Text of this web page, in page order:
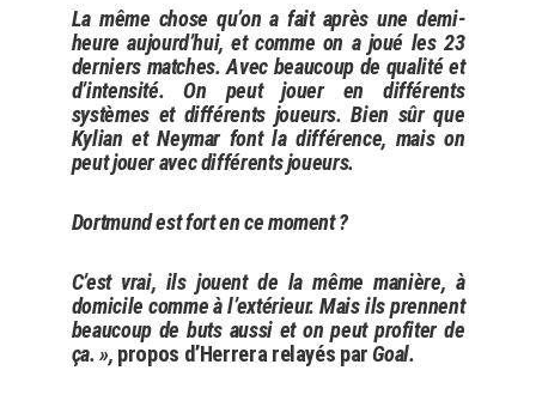
La même chose qu’on a fait après une demi-
heure aujourd’hui, et comme on a joué les 23
derniers matches. Avec beaucoup de qualité et
d’intensité. On peut jouer en différents
systèmes et différents joueurs. Bien sûr que
Kylian et Neymar font la différence, mais on
peut jouer avec différents joueurs.
Dortmund est fort en ce moment ?
C’est vrai, ils jouent de la même manière, à
domicile comme à l’extérieur. Mais ils prennent
beaucoup de buts aussi et on peut profiter de
ça. », propos d’Herrera relayés parGoal.